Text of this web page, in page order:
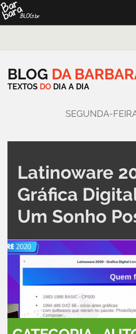
BLOG DA
TEXTOS DO DIA A DIA
SEGUNDA-
Latinoware
Gráfica
Um Sonho